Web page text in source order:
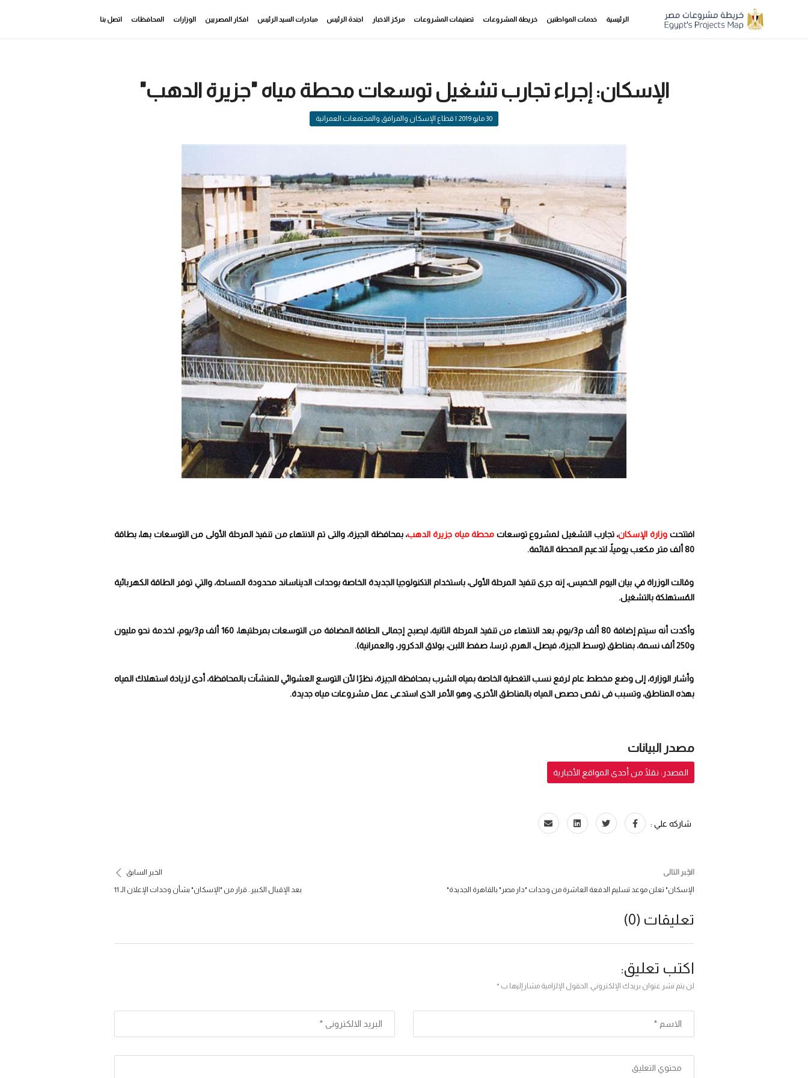
الرئيسية خدمات المواطنين خريطة المشروعات تصنيفات المشروعات مركز الاخبار اجندة الرئيس مبادرات السيد الرئيس افكار المصريين الوزارات المحافظات اتصل بنا
​الإسكان: إجراء تجارب تشغيل توسعات محطة مياه "جزيرة الدهب"
30 مايو 2019 | قطاع الإسكان والمرافق والمجتمعات العمرانية
افتتحتوزارة الإسكان، تجارب التشغيل لمشروع توسعات محطة مياه جزيرة الدهب، بمحافظة الجيزة، والتى تم الانتهاء من تنفيذ المرحلة الأولى من التوسعات بها، بطاقة
80 ألف متر مكعب يومياً، لتدعيم المحطة القائمة.
وقالت الوزراة في بيان اليوم الخميس، إنه جرى تنفيذ المرحلة الأولى، باستخدام التكنولوجيا الجديدة الخاصة بوحدات الديناساند محدودة المساحة، والتي توفر الطاقة الكهربائية
المُستهلكة بالتشغيل.
وأكدت أنه سيتم إضافة 80 ألف م3/يوم، بعد الانتهاء من تنفيذ المرحلة الثانية، ليصبح إجمالى الطاقة المضافة من التوسعات بمرحلتيها، 160 ألف م3/يوم، لخدمة نحو مليون
و250 ألف نسمة، بمناطق (وسط الجيزة، فيصل، الهرم، ترسا، صفط اللبن، بولاق الدكرور، والعمرانية).
وأشار الوزارة، إلى وضع مخطط عام لرفع نسب التغطية الخاصة بمياه الشرب بمحافظة الجيزة، نظرًا لأن التوسع العشوائي للمنشآت بالمحافظة، أدى لزيادة استهلاك المياه
بهذه المناطق، وتسبب فى نقص حصص المياه بالمناطق الأخرى، وهو الأمر الذى استدعى عمل مشروعات مياه جديدة.
مصدر البيانات
المصدر: نقلًا من أحدى المواقع الأخبارية
شاركه علي :
الخبر السابق
بعد الإقبال الكبير.. قرار من "الإسكان" بشأن وحدات الإعلان الـ 11
الخبر التالى
​"الإسكان" تعلن موعد تسليم الدفعة العاشرة من وحدات "دار مصر" بالقاهرة الجديدة
تعليقات (0)
اكتب تعليق:
لن يتم نشر عنوان بريدك الإلكتروني. الحقول الإلزامية مشار إليها ب *